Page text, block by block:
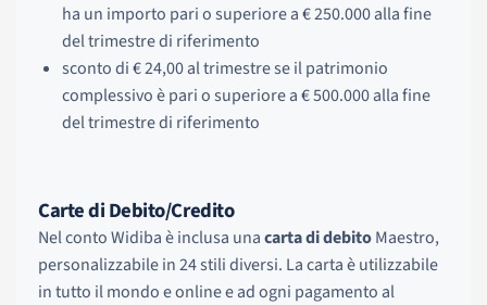
ha un importo pari o superiore a € 250.000 alla fine
del trimestre di riferimento
sconto di € 24,00 al trimestre se il patrimonio
complessivo è pari o superiore a € 500.000 alla fine
del trimestre di riferimento
Carte di Debito/Credito
Nel conto Widiba è inclusa unacarta di debitoMaestro,
personalizzabile in 24 stili diversi. La carta è utilizzabile
in tutto il mondo e online e ad ogni pagamento al